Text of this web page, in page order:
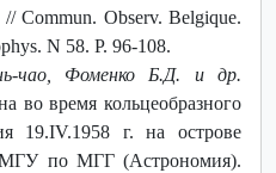
Commun. Observ. Belgique.
N 58. P. 96-108.
чао, Фоменко Б.Д. и др.
во время кольцеобразного
19.IV.1958 г. на острове
по МГГ (Астрономия).